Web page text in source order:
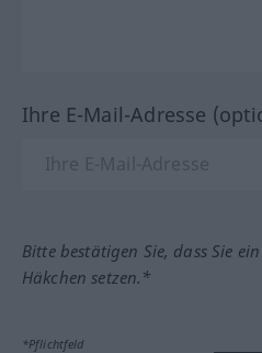
Ihre E-Mail-Adresse
Bitte bestätigen Sie, dass Sie
Häkchen setzen.*
*Pflichtfeld